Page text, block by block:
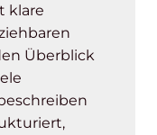
klare
Überblick